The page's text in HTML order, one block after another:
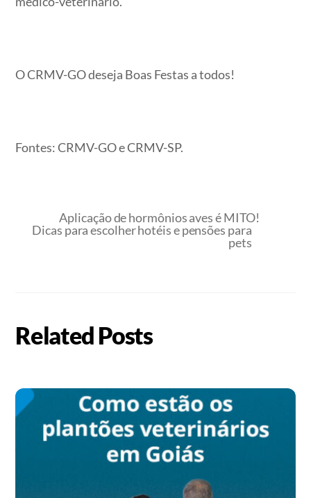
O CRMV-GO deseja Boas Festas a todos!
Fontes: CRMV-GO e CRMV-SP.
Aplicação de hormônios aves é MITO!
Dicas para escolher hotéis e pensões para
pets
Related Posts